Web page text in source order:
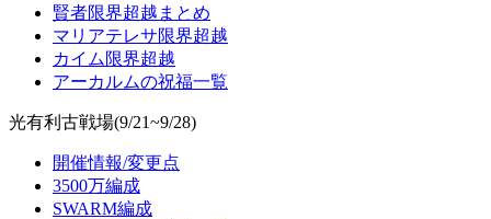
賢者限界超越まとめ
マリアテレサ限界超越
カイム限界超越
アーカルムの祝福一覧
光有利古戦場(9/21~9/28)
開催情報/変更点
3500万編成
SWARM編成